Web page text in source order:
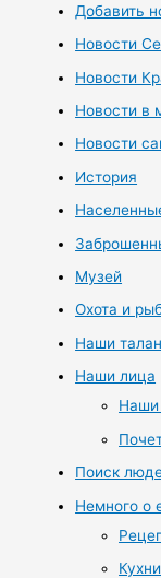
Добавить
Новости
Новости
Новости в
Новости
История
Музей
Охота и
Наши
Наши лица
Наши
Поиск
Немного о